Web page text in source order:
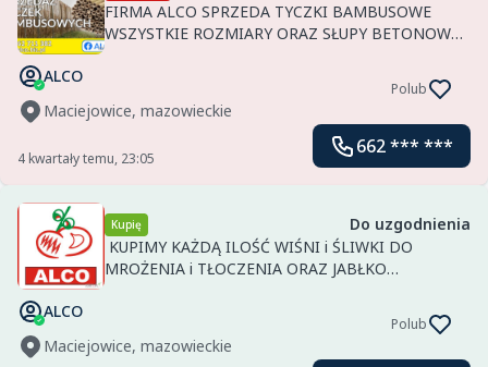
FIRMA ALCO SPRZEDA TYCZKI BAMBUSOWE
WSZYSTKIE ROZMIARY ORAZ SŁUPY BETONOWE i
STEBOFIXY ,WĘŻYKI ,KOTWY ,NACIĄGI ,DRUT
ORAZ INNE. ATRAKCYJNE CENY .ZAPRASZAMY.
ALCO
Maciejowice, mazowieckie
Polub
4 kwartały temu, 23:05
662 *** ***
Kupię
Do uzgodnienia
KUPIMY KAŻDĄ ILOŚĆ WIŚNI i ŚLIWKI DO
MROŻENIA i TŁOCZENIA ORAZ JABŁKO
PŁATNOŚĆ GOTÓWKOWĄ NA MIEJSCU PO
ROZŁADUNKU TOWARU LU...
ALCO
Maciejowice, mazowieckie
Polub